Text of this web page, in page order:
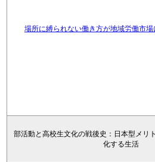
場所に縛られない働き方が地域労働市
部活動と高校生文化の戦後史：日本型メリ
化する生活